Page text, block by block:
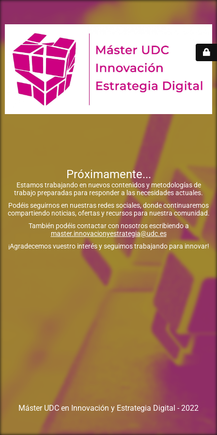
Próximamente...
Estamos trabajando en nuevos contenidos y metodologías de
trabajo preparadas para responder a las necesidades actuales.
Podéis seguirnos en nuestras redes sociales, donde continuaremos
compartiendo noticias, ofertas y recursos para nuestra comunidad.
También podéis contactar con nosotros escribiendo a
master.innovacionyestrategia@udc.es
¡Agradecemos vuestro interés y seguimos trabajando para innovar!
Máster UDC en Innovación y Estrategia Digital - 2022